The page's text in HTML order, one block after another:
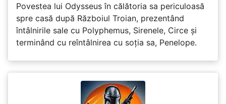
Povestea lui Odysseus în călătoria sa periculoasă
spre casă după Războiul Troian, prezentând
întâlnirile sale cu Polyphemus, Sirenele, Circe și
terminând cu reîntâlnirea cu soția sa, Penelope.